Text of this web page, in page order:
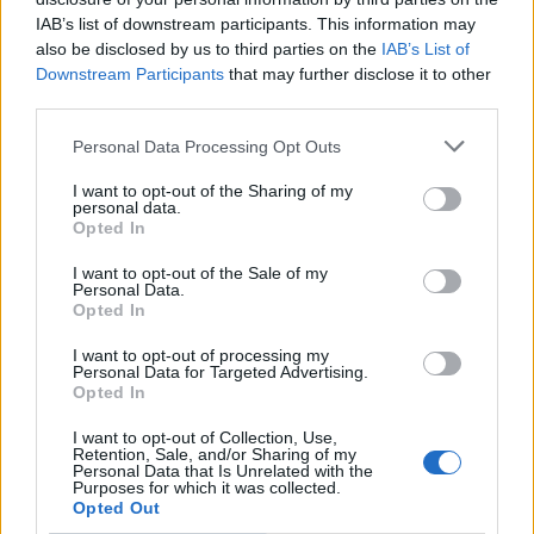
IAB’s list of downstream participants. This information may
also be disclosed by us to third parties on the IAB’s List of
Downstream Participants that may further disclose it to other
Personal Data Processing Opt Outs
I want to opt-out of the Sharing of my
personal data.
Opted In
I want to opt-out of the Sale of my
Personal Data.
Opted In
I want to opt-out of processing my
Personal Data for Targeted Advertising.
Opted In
I want to opt-out of Collection, Use,
Retention, Sale, and/or Sharing of my
Personal Data that Is Unrelated with the
Purposes for which it was collected.
Opted Out
Propozimi i PS për
Flet kryebashkiakja
socialiste Valbona Kola:
karrigia është e
përkohshme, nëse
jam me ta (VIDEO)
PD kërkon të anulohet
për avionët zjarrfikës,
nisë hetimi i SPAK
planifikon mbylljen e pesë
konsullatave amerikane,
përfshirë atë në Kanada
Kosovës, pritet zgjedhje e
kryetarit të Parlamentit!